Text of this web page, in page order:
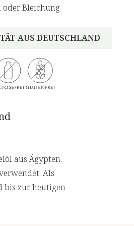
oder Bleichung
AUS DEUTSCHLAND
aus Ägypten.
Als
bis zur heutigen